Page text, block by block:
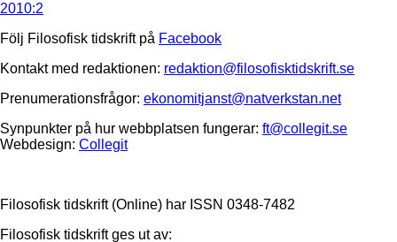
2010:2
Följ Filosofisk tidskrift på Facebook
Kontakt med redaktionen: redaktion@filosofisktidskrift.se
Prenumerationsfrågor: ekonomitjanst@natverkstan.net
Synpunkter på hur webbplatsen fungerar: ft@collegit.se
Webdesign: Collegit
Filosofisk tidskrift (Online) har ISSN 0348-7482
Filosofisk tidskrift ges ut av: